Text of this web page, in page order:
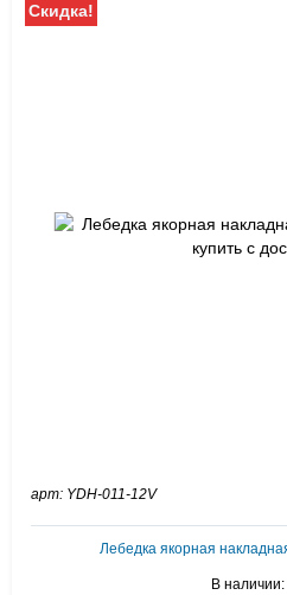
Скидка!
арт: YDH-011-12V
Лебедка якорная
В